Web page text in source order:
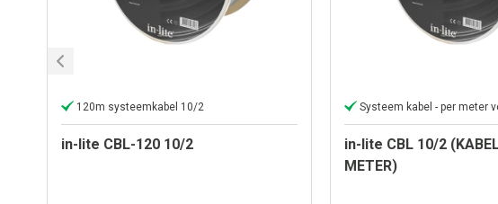
120m systeemkabel 10/2
in-lite CBL-120 10/2
Systeem kabel - per meter
in-lite CBL 10/2
METER)